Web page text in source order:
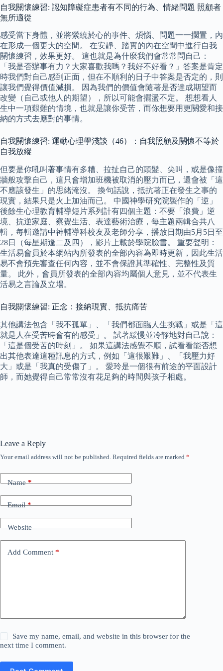
自我關懷練習: 認知障礙症患者有不同的行為、情緒問題 照顧者
無所適從
感受當下身體，並將縈繞於心的事件、煩惱、問題一一擱置，內
在形成一個更大的空間。 在安靜、踏實的內在空間中進行自我
關懷練習，效果更好。 這也就是為什麼我們會常常問自己：
「我是否辦事有力？大家喜歡我嗎？我好不好看？」答案是肯定
時我們對自己感到正面，但在不順利的日子中答案是否定的，則
讓我們覺得價值減損。 因為我們的價值會隨著是否達成期望而
改變（自己或他人的期望），所以可能會擺盪不定。 想想看人
生中一項艱難的情境，也就是讓你受苦，而你想要用更關愛和接
納的方式去應對的事情。
自我關懷練習: 運動心理學淺談（46）：自我照顧及關懷不等於
自我放縱
但要是你吼叫著事情有多糟、拉扯自己的頭髮、尖叫，或是像撞
牆般攻擊自己，這只會增加班機被取消的壓力而已，還會被「這
不應該發生」的思緒淹沒。 換句話說，抵抗著正在發生之事的
現實，結果只是火上加油而已。 中國神學研究院製作的「逆」
後餘生心理教育輔導短片系列計有四個主題：不要「浪費」逆
境、抗逆家庭、察覺生活、表達藝術治療，每主題兩輯合共八
輯，每輯邀請中神輔導科校友及老師分享，播放日期由5月5日至
28日（每星期逢二及四），影片上載於學院臉書。 重要聲明：
生活易會員於本網站內所發表的全部內容為即時更新，因此生活
易不會預先審查任何內容，並不會保證其準確性、完整性及質
量。 此外，會員所發表的全部內容均屬個人意見，並不代表生
活易之言論及立場。
自我關懷練習: 正念：接納現實、抵抗痛苦
其他講法包含「我不孤單」、「我們都面臨人生挑戰」或是「這
就是人在受苦時會有的感受」。 試著緩慢並冷靜地對自己說：
「這是個受苦的時刻」。 如果這講法感覺不順，試看看能否想
出其他表達這種訊息的方式，例如「這很艱難」、「我壓力好
大」或是「我真的受傷了」。 愛玲是⼀個很有前途的平⾯設計
師，⽽她覺得⾃⼰常常沒有花⾜夠的時間與孩⼦相處。
Leave a Reply
Your email address will not be published. Required fields are marked *
Name*
Email*
Website
Add Comment *
Save my name, email, and website in this browser for the
next time I comment.